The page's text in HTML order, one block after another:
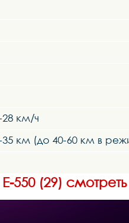
км/ч
км (до 40-60 км в
550 (29)